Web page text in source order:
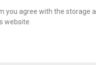
you agree with the storage
website.